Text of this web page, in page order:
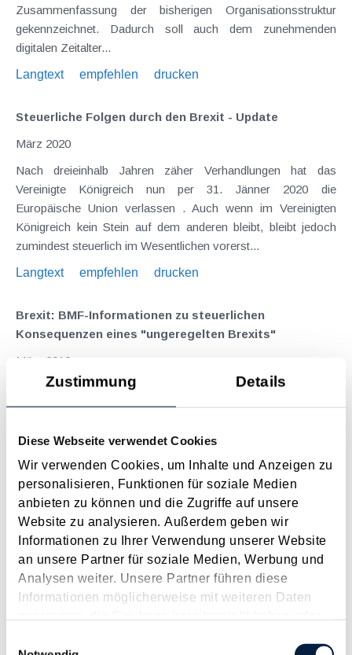
Zustimmung Details
Diese Webseite verwendet Cookies
Wir verwenden Cookies, um Inhalte und Anzeigen zu
personalisieren, Funktionen für soziale Medien
anbieten zu können und die Zugriffe auf unsere
Website zu analysieren. Außerdem geben wir
Informationen zu Ihrer Verwendung unserer Website
an unsere Partner für soziale Medien, Werbung und
Analysen weiter. Unsere Partner führen diese
Informationen möglicherweise mit weiteren Daten
Zusammenfassung der bisherigen Organisationsstruktur
gekennzeichnet. Dadurch soll auch dem zunehmenden
digitalen Zeitalter...
Langtext
empfehlen drucken
Steuerliche Folgen durch den Brexit - Update
März 2020
Nach dreieinhalb Jahren zäher Verhandlungen hat das
Vereinigte Königreich nun per 31. Jänner 2020 die
Europäische Union verlassen . Auch wenn im Vereinigten
Königreich kein Stein auf dem anderen bleibt, bleibt jedoch
zumindest steuerlich im Wesentlichen vorerst...
Langtext
empfehlen drucken
Brexit: BMF-Informationen zu steuerlichen
Konsequenzen eines "ungeregelten Brexits"
März 2019
Wie es mit dem Austrittsvorhaben des Vereinigten Königreichs
nach der Ablehnung des "Austrittsabkommens" durch das
ist ungewiss. Generell sind folgende drei Szenarien möglich .
Geregelter Austritt...
Langtext
empfehlen drucken
Vorübergehende Verwendung von drittländischen Kfz
Mai 2015
Der Tatbestand einer vorübergehenden Verwendung von
drittländischen Kfz in der EU ermöglichte es bisher , dass